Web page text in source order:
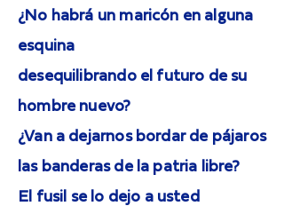
¿No habrá un maricón en alguna
esquina
desequilibrando el futuro de su
hombre nuevo?
¿Van a dejarnos bordar de pájaros
las banderas de la patria libre?
El fusil se lo dejo a usted